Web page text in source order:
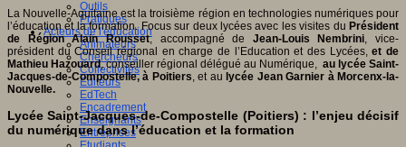
Outils
Pratiques
Acteurs de l'éducation
Animateurs
Chercheurs
Collectivités
Editeurs
EdTech
Encadrement
Enseignants
Entreprises
La Nouvelle-Aquitaine est la troisième région en technologies numériques pour
l’éducation et la formation. Focus sur deux lycées avec les visites du Président
de Région Alain Rousset, accompagné de Jean-Louis Nembrini, vice-
président du Conseil régional en charge de l’Education et des Lycées,et de
Mathieu Hazouard, conseiller régional délégué au Numérique, au lycée Saint-
Jacques-de-Compostelle, à Poitiers, et aulycée Jean Garnier à Morcenx-la-
Nouvelle.
Lycée Saint-Jacques-de-Compostelle (Poitiers) : l’enjeu décisif
du numérique dans l’éducation et la formation